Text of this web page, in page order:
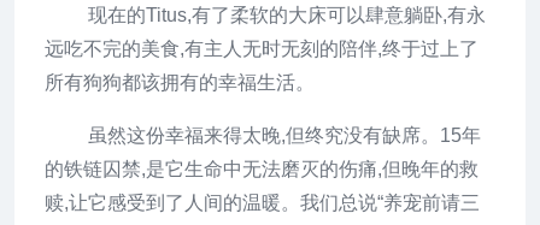
现在的Titus,有了柔软的大床可以肆意躺卧,有永
远吃不完的美食,有主人无时无刻的陪伴,终于过上了
所有狗狗都该拥有的幸福生活。
虽然这份幸福来得太晚,但终究没有缺席。15年
的铁链囚禁,是它生命中无法磨灭的伤痛,但晚年的救
赎,让它感受到了人间的温暖。我们总说“养宠前请三